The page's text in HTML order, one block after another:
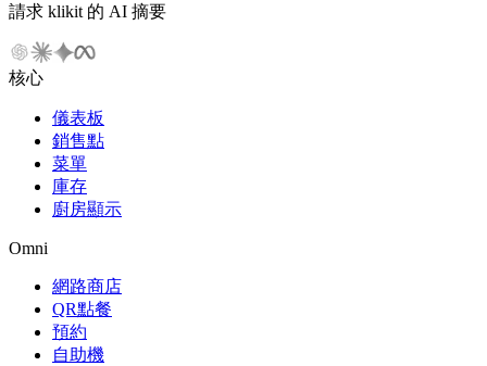
請求 klikit 的 AI 摘要
核心
儀表板
銷售點
菜單
庫存
廚房顯示
Omni
網路商店
QR點餐
預約
自助機